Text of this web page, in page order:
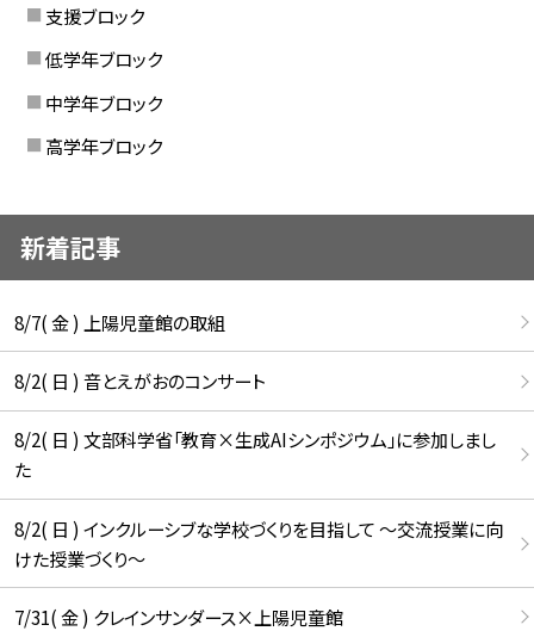
支援ブロック
低学年ブロック
中学年ブロック
高学年ブロック
新着記事
8/7( 金 ) 上陽児童館の取組
8/2( 日 ) 音とえがおのコンサート
8/2( 日 ) 文部科学省「教育×生成AIシンポジウム」に参加しまし
た
8/2( 日 ) インクルーシブな学校づくりを目指して ～交流授業に向
けた授業づくり～
7/31( 金 ) クレインサンダース×上陽児童館